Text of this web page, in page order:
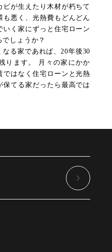
ビが生えたり木材が朽ちて
も悪く、光熱費もどんどん
く家にずっと住宅ローン
しょうか？
る家であれば、20年後30
ります。 月々の家にかか
ではなく住宅ローンと光熱
てる家だったら最高では